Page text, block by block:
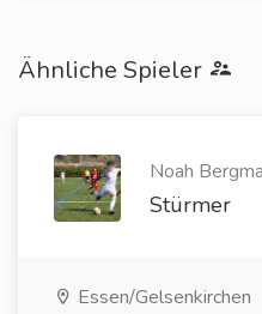
Ähnliche Spieler
Noah
Stürmer
Essen/Gelsenkirchen